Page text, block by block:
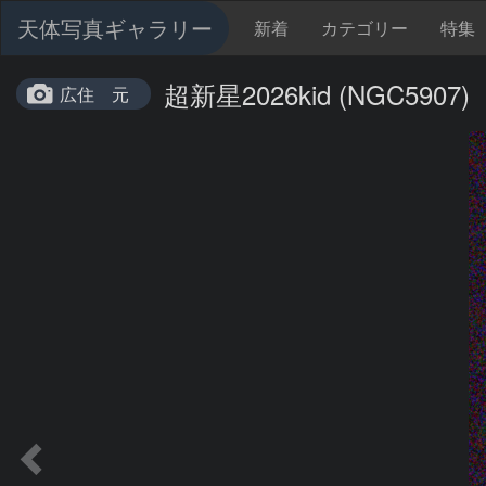
天体写真ギャラリー 新着 カテゴリー 特集
広住 元 超新星2026kid (NGC5907)